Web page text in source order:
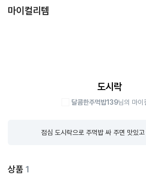
마이컬리템
도시락
달콤한주먹밥139님의 마이
점심 도시락으로 주먹밥 싸 주면 맛있
상품 1